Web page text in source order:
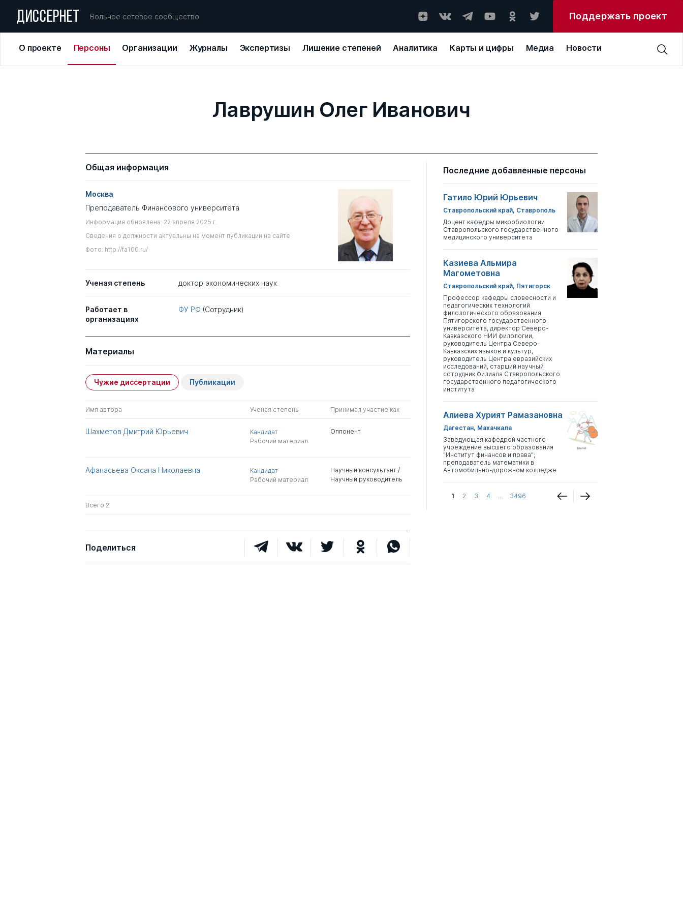
ДИССЕРНЕТ Вольное сетевое сообщество Поддержать проект
О проекте Персоны Организации Журналы Экспертизы Лишение степеней Аналитика Карты и цифры Медиа Новости
Лаврушин Олег Иванович
Общая информация
Москва
Преподаватель Финансового университета
Информация обновлена: 22 апреля 2025 г.
Сведения о должности актуальны на момент публикации на сайте
Фото: http://fa100.ru/
Ученая степень доктор экономических наук
Работает в
организациях
ФУ РФ (Сотрудник)
Материалы
Чужие диссертации Публикации
Имя автора Ученая степень Принимал участие как
Шахметов Дмитрий Юрьевич
Кандидат
Рабочий материал
Оппонент
Афанасьева Оксана Николаевна
Кандидат
Рабочий материал
Научный консультант /
Научный руководитель
Всего 2
Поделиться
Последние добавленные персоны
Гатило Юрий Юрьевич
Ставропольский край, Ставрополь
Доцент кафедры микробиологии
Ставропольского государственного
медицинского университета
Казиева Альмира
Магометовна
Ставропольский край, Пятигорск
Профессор кафедры словесности и
педагогических технологий
филологического образования
Пятигорского государственного
университета, директор Северо-
Кавказского НИИ филологии,
руководитель Центра Северо-
Кавказских языков и культур,
руководитель Центра евразийских
исследований, старший научный
сотрудник Филиала Ставропольского
государственного педагогического
института
Алиева Хурият Рамазановна
Дагестан, Махачкала
Заведующая кафедрой частного
учреждение высшего образования
"Институт финансов и права";
преподаватель математики в
Автомобильно-дорожном колледже
1 2 3 4 ... 3496